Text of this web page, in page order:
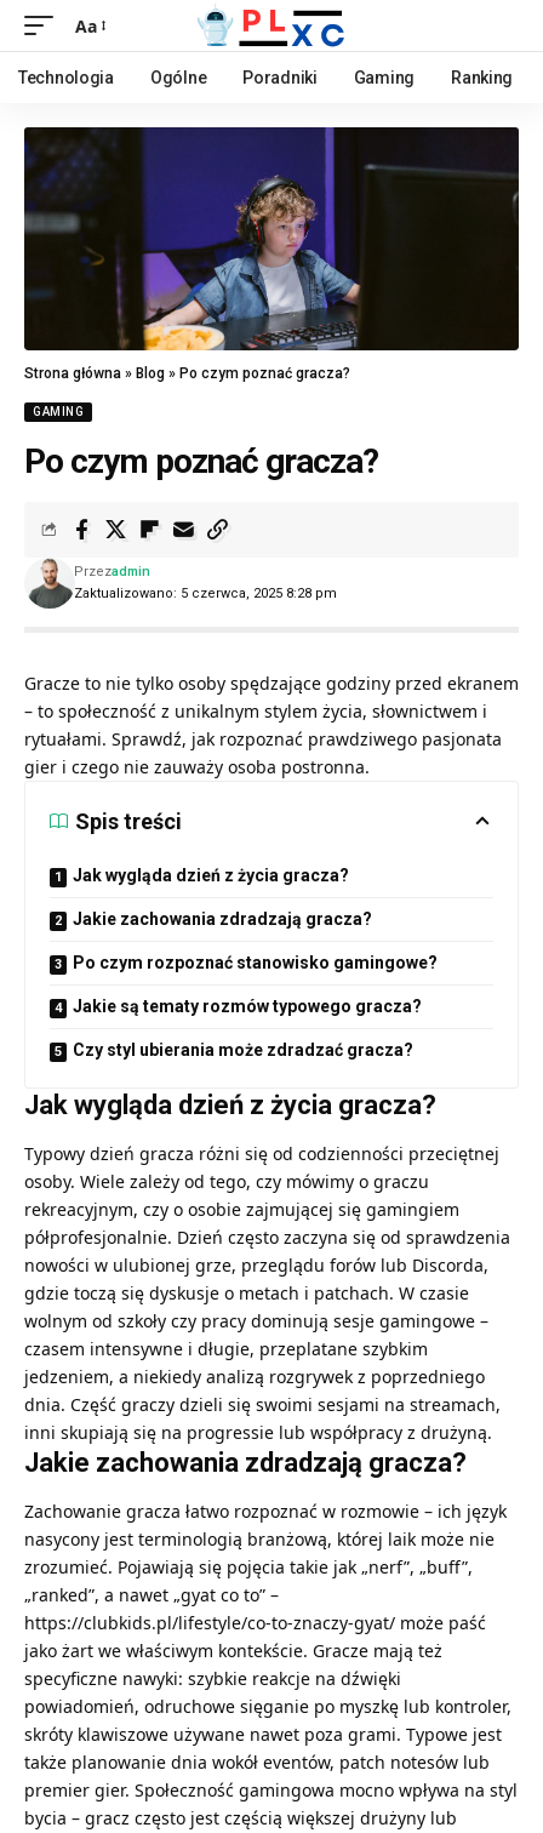
Aa
Technologia Ogólne Poradniki Gaming Ranking
Strona główna » Blog » Po czym poznać gracza?
GAMING
Po czym poznać gracza?
Zaktualizowano: 5 czerwca, 2025 8:28 pm
Przezadmin
Gracze to nie tylko osoby spędzające godziny przed ekranem
– to społeczność z unikalnym stylem życia, słownictwem i
rytuałami. Sprawdź, jak rozpoznać prawdziwego pasjonata
gier i czego nie zauważy osoba postronna.
Spis treści
Jak wygląda dzień z życia gracza?
Jakie zachowania zdradzają gracza?
Po czym rozpoznać stanowisko gamingowe?
Jakie są tematy rozmów typowego gracza?
Czy styl ubierania może zdradzać gracza?
Jak wygląda dzień z życia gracza?
Typowy dzień gracza różni się od codzienności przeciętnej
osoby. Wiele zależy od tego, czy mówimy o graczu
rekreacyjnym, czy o osobie zajmującej się gamingiem
półprofesjonalnie. Dzień często zaczyna się od sprawdzenia
nowości w ulubionej grze, przeglądu forów lub Discorda,
gdzie toczą się dyskusje o metach i patchach. W czasie
wolnym od szkoły czy pracy dominują sesje gamingowe –
czasem intensywne i długie, przeplatane szybkim
jedzeniem, a niekiedy analizą rozgrywek z poprzedniego
dnia. Część graczy dzieli się swoimi sesjami na streamach,
inni skupiają się na progressie lub współpracy z drużyną.
Jakie zachowania zdradzają gracza?
Zachowanie gracza łatwo rozpoznać w rozmowie – ich język
nasycony jest terminologią branżową, której laik może nie
zrozumieć. Pojawiają się pojęcia takie jak „nerf”, „buff”,
„ranked”, a nawet „gyat co to” –
https://clubkids.pl/lifestyle/co-to-znaczy-gyat/ może paść
jako żart we właściwym kontekście. Gracze mają też
specyficzne nawyki: szybkie reakcje na dźwięki
powiadomień, odruchowe sięganie po myszkę lub kontroler,
skróty klawiszowe używane nawet poza grami. Typowe jest
także planowanie dnia wokół eventów, patch notesów lub
premier gier. Społeczność gamingowa mocno wpływa na styl
bycia – gracz często jest częścią większej drużyny lub